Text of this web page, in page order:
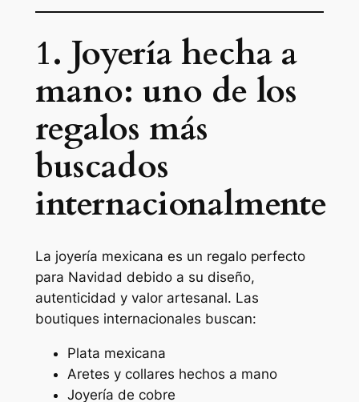
1. Joyería hecha a
mano: uno de los
regalos más
buscados
internacionalmente
La joyería mexicana es un regalo perfecto
para Navidad debido a su diseño,
autenticidad y valor artesanal. Las
boutiques internacionales buscan:
Plata mexicana
Aretes y collares hechos a mano
Joyería de cobre